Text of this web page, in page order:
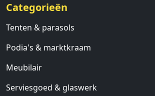
Categorieën
Tenten & parasols
Podia's & marktkraam
Meubilair
Serviesgoed & glaswerk